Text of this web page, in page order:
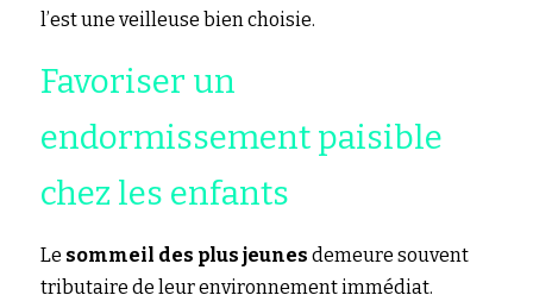
l’est une veilleuse bien choisie.
Favoriser un
endormissement paisible
chez les enfants
Le sommeil des plus jeunes demeure souvent
tributaire de leur environnement immédiat.